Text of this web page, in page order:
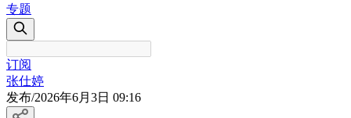
专题
订阅
张仕婷
发布/2026年6月3日 09:16